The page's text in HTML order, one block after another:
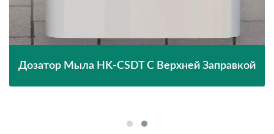
Дозатор Мыла HK-CSDT С Верхней Заправкой